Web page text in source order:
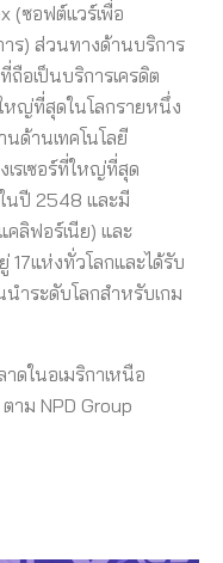
(ซอฟต์แวร์เพื่อ
ร) ส่วนทางด้านบริการ
ถือเป็นบริการเครดิต
หญ่ที่สุดในโลกรายหนึ่ง
ด้านเทคโนโลยี
เรเซอร์ที่ใหญ่ที่สุด
นปี 2548 และมี
คลิฟอร์เนีย) และ
แห่งทั่วโลกและได้รับ
ำระดับโลกสำหรับเกม
ดในอเมริกาเหนือ
าม NPD Group